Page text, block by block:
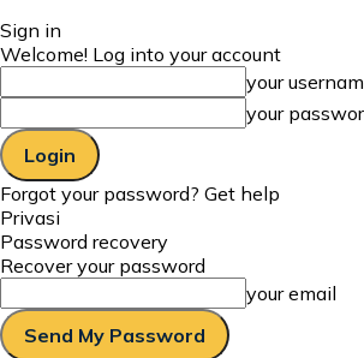
Sign in
Welcome! Log into your account
your
your
Forgot your password? Get help
Privasi
Password recovery
Recover your password
your email